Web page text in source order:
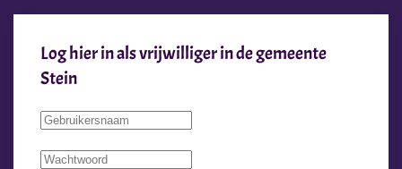
Log hier in als vrijwilliger in de gemeente
Stein